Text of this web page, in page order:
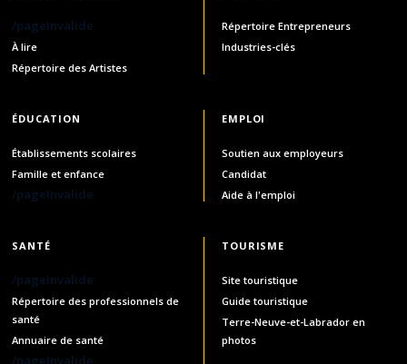
/pageInvalide
À lire
Répertoire des Artistes
Répertoire Entrepreneurs
Industries-clés
ÉDUCATION
Établissements scolaires
Famille et enfance
/pageInvalide
EMPLOI
Soutien aux employeurs
Candidat
Aide à l'emploi
SANTÉ
/pageInvalide
Répertoire des professionnels de
santé
Annuaire de santé
/pageInvalide
TOURISME
Site touristique
Guide touristique
Terre-Neuve-et-Labrador en
photos